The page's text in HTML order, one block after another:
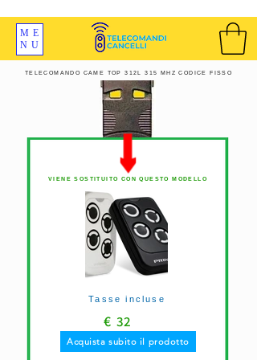
ME
NU
TELECOMANDO CAME TOP 312L 315 MHZ CODICE FISSO
VIENE SOSTITUITO CON QUESTO MODELLO
€ 32
Acquista subito il prodotto
Tasse incluse